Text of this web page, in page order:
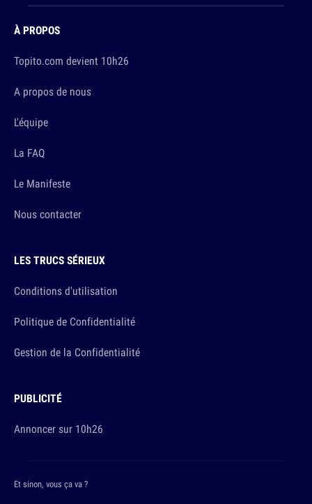
À PROPOS
Topito.com devient 10h26
A propos de nous
L'équipe
La FAQ
Le Manifeste
Nous contacter
LES TRUCS SÉRIEUX
Conditions d'utilisation
Politique de Confidentialité
Gestion de la Confidentialité
PUBLICITÉ
Annoncer sur 10h26
Et sinon, vous ça va ?